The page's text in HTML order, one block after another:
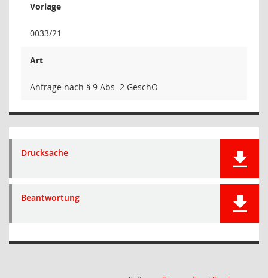
Vorlage
0033/21
Art
Anfrage nach § 9 Abs. 2 GeschO
Drucksache
Beantwortung